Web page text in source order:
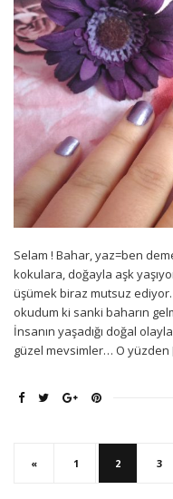
Selam ! Bahar, yaz=ben
kokulara, doğayla aşk
üşümek biraz mutsuz
okudum ki sanki baharın
İnsanın yaşadığı doğal
güzel mevsimler… O
« 1 2 3